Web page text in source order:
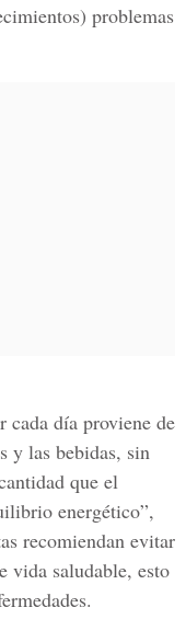
problemas
cada día proviene de
y las bebidas, sin
que el
energético”,
recomiendan evitar
vida saludable, esto